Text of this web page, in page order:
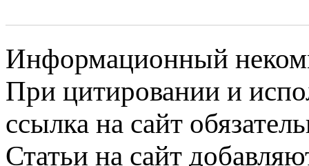
Информационный
При цитировании и
ссылка на сайт
Статьи на сайт